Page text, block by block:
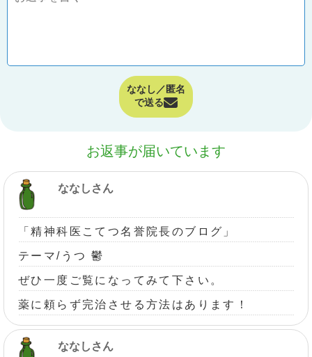
ななし／匿名
で送る
お返事が届いています
ななしさん
「精神科医こてつ名誉院長のブログ」
テーマ/うつ 鬱
ぜひ一度ご覧になってみて下さい。
薬に頼らず完治させる方法はあります！
ななしさん